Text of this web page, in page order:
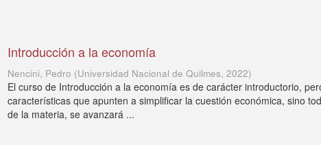
Introducción a la economía
Nencini, Pedro (Universidad Nacional de Quilmes,2022)
El curso de Introducción a la economía es de carácter introductorio,
características que apunten a simplificar la cuestión económica, sino
de la materia, se avanzará ...